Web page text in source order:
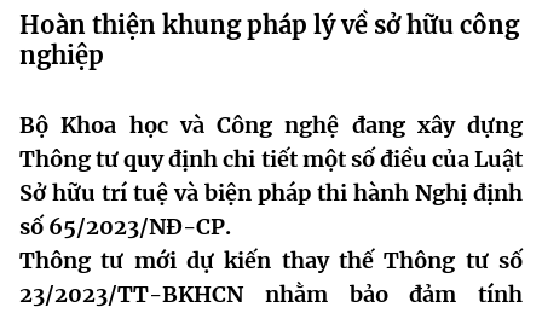
Danh mục
Trang chủ
Giới thiệu
Chức năng nhiệm vụ
Cơ cấu tổ chức
Lịch sử phát triển
Tin tức sự kiện
Khoa học và Công nghệ
Đổi mới sáng tạo
Dịch vụ công
Hệ thống văn bản
Hoàn thiện khung pháp lý về sở hữu công
nghiệp
Bộ Khoa học và Công nghệ đang xây dựng
Thông tư quy định chi tiết một số điều của Luật
Sở hữu trí tuệ và biện pháp thi hành Nghị định
số 65/2023/NĐ-CP.
Thông tư mới dự kiến thay thế Thông tư số
23/2023/TT-BKHCN nhằm bảo đảm tính